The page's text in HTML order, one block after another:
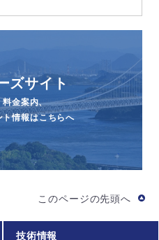
ズサイト
料金案内、
情報はこちらへ
このページの先頭へ
技術情報